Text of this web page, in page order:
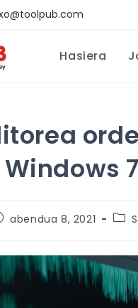
Hasiera
abendua 8, 2021